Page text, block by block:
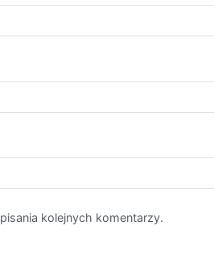
kolejnych komentarzy.